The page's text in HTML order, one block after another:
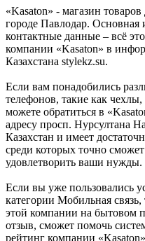
«Kasaton» - магазин
городе Павлодар.
контактные данные – всё
компании «Kasaton» в
Казахстана stylekz.su.
Если вам понадобились
телефонов, такие как
можете обратиться в
адресу просп. Нурсултана
Казахстан и имеет
среди которых точно
удовлетворить ваши нужды.
Если вы уже пользовались
категории Мобильная
этой компании на бытовом
отзыв, сможет помочь
рейтинг компании